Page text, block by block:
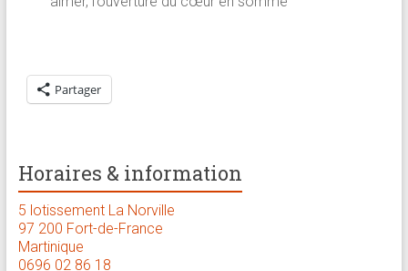
Partager
Horaires & information
5 lotissement La Norville
97 200 Fort-de-France
Martinique
0696 02 86 18